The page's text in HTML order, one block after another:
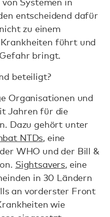
entscheidend dafür
zu einem
führt und
bringt.
beteiligt?
Organisationen und
Jahren für die
Dazu gehört unter
NTDs, eine
WHO und der Bill &
Sightsavers, eine
in 30 Ländern
an vorderster Front
wie